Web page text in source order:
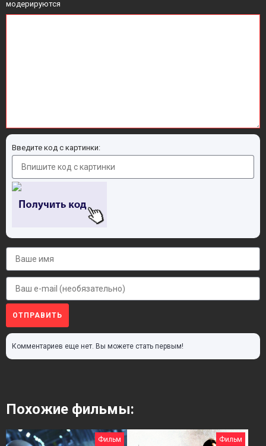
модерируются
Введите код с картинки:
ОТПРАВИТЬ
Комментариев еще нет. Вы можете стать первым!
Похожие фильмы:
Фильм Фильм